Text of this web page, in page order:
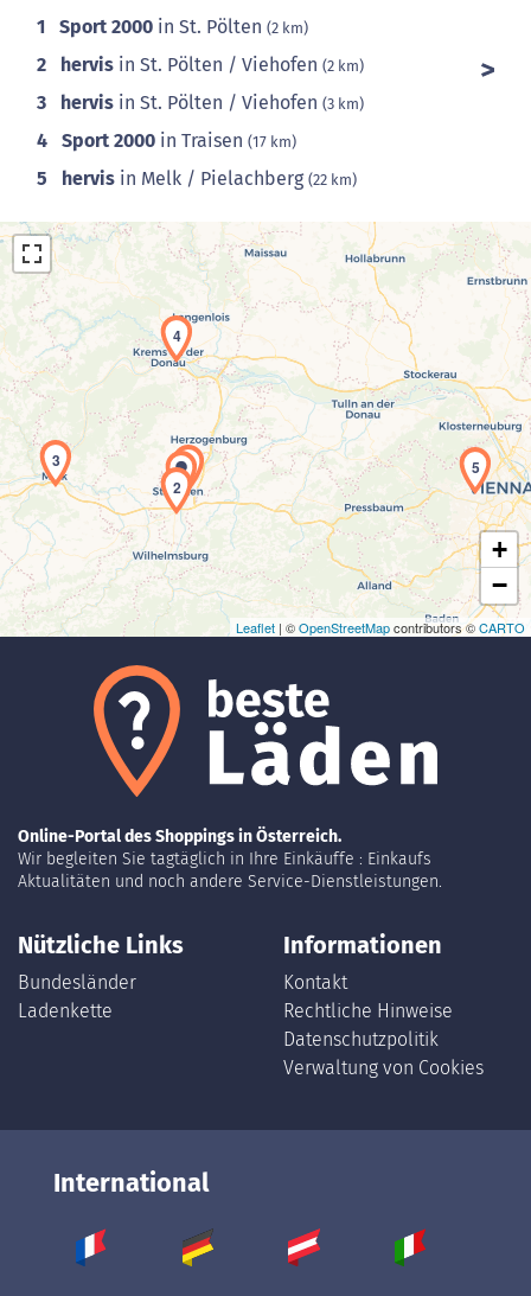
1 Sport 2000 in St. Pölten (2 km)
2 hervis in St. Pölten / Viehofen (2 km)
3 hervis in St. Pölten / Viehofen (3 km)
4 Sport 2000 in Traisen (17 km)
5 hervis in Melk / Pielachberg (22 km)
Laden der Karte...
1
2
3
4
5
+
−
Leaflet | ©OpenStreetMapcontributors ©CARTO
Online-Portal des Shoppings in Österreich.
Wir begleiten Sie tagtäglich in Ihre Einkäuffe : Einkaufs
Aktualitäten und noch andere Service-Dienstleistungen.
Nützliche Links
Bundesländer
Ladenkette
Informationen
Kontakt
Rechtliche Hinweise
Datenschutzpolitik
Verwaltung von Cookies
International